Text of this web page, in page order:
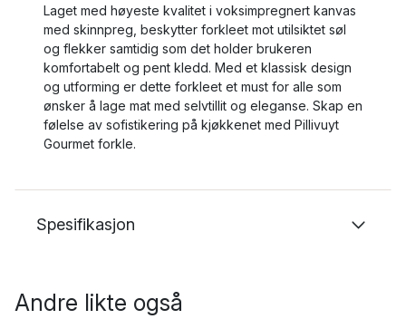
Laget med høyeste kvalitet i voksimpregnert kanvas
med skinnpreg, beskytter forkleet mot utilsiktet søl
og flekker samtidig som det holder brukeren
komfortabelt og pent kledd. Med et klassisk design
og utforming er dette forkleet et must for alle som
ønsker å lage mat med selvtillit og eleganse. Skap en
følelse av sofistikering på kjøkkenet med Pillivuyt
Gourmet forkle.
Spesifikasjon
Andre likte også